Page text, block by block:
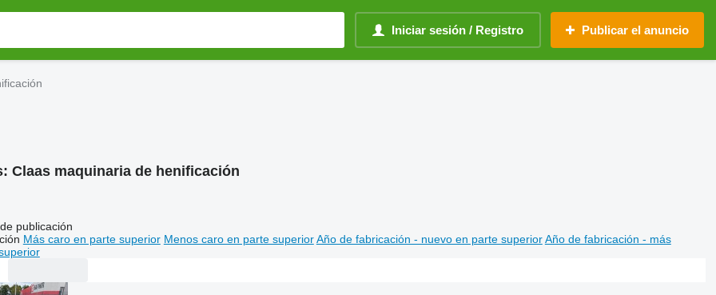
Iniciar sesión / Registro Publicar el anuncio
Claas maquinaria de henificación
publicación
Más caro en parte superior Menos caro en parte superior Año de fabricación - nuevo en parte superior Año de fabricación - más